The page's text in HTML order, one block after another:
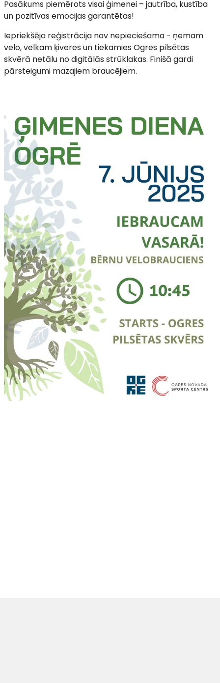
Pasākums piemērots visai ģimenei – jautrība, kustība
un pozitīvas emocijas garantētas!
Iepriekšēja reģistrācija nav nepieciešama - ņemam
velo, velkam ķiveres un tiekamies Ogres pilsētas
skvērā netālu no digitālās strūklakas. Finišā gardi
pārsteigumi mazajiem braucējiem.